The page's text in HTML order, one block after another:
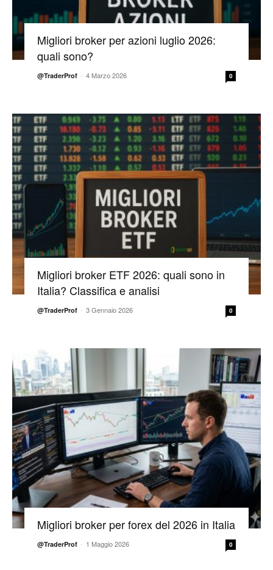
Migliori broker per azioni luglio 2026:
quali sono?
@TraderProf - 4 Marzo 2026 0
Migliori broker ETF 2026: quali sono in
Italia? Classifica e analisi
@TraderProf - 3 Gennaio 2026 0
Migliori broker per forex del 2026 in Italia
@TraderProf - 1 Maggio 2026 0